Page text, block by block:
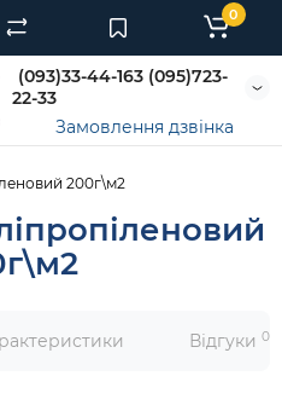
(093)33-44-163 (095)723-
22-33
Замовлення дзвінка
0
200г\м2
Відгуки 0